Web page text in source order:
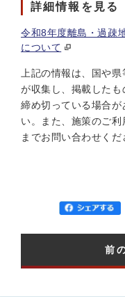
詳細情報を見る
令和8年度離島・過疎
について
上記の情報は、国や
が収集し、掲載した
締め切っている場合が
い。また、施策のご
までお問い合わせくだ
前